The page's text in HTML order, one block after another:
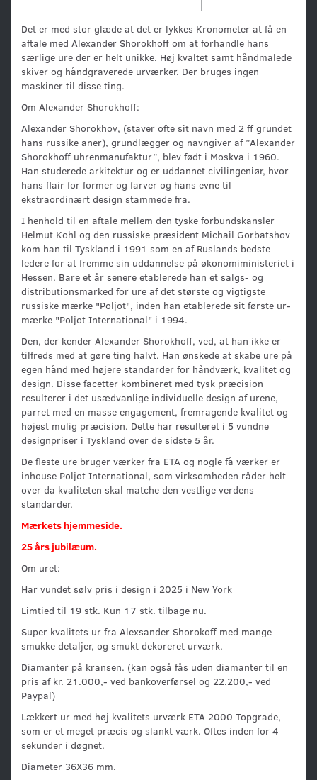
Det er med stor glæde at det er lykkes Kronometer at få en
aftale med Alexander Shorokhoff om at forhandle hans
særlige ure der er helt unikke. Høj kvaltet samt håndmalede
skiver og håndgraverede urværker. Der bruges ingen
maskiner til disse ting.
Om Alexander Shorokhoff:
Alexander Shorokhov, (staver ofte sit navn med 2 ff grundet
hans russike aner), grundlægger og navngiver af ”Alexander
Shorokhoff uhrenmanufaktur”, blev født i Moskva i 1960.
Han studerede arkitektur og er uddannet civilingeniør, hvor
hans flair for former og farver og hans evne til
ekstraordinært design stammede fra.
I henhold til en aftale mellem den tyske forbundskansler
Helmut Kohl og den russiske præsident Michail Gorbatshov
kom han til Tyskland i 1991 som en af ​​Ruslands bedste
ledere for at fremme sin uddannelse på økonomiministeriet i
Hessen. Bare et år senere etablerede han et salgs- og
distributionsmarked for ure af det største og vigtigste
russiske mærke "Poljot", inden han etablerede sit første ur-
mærke "Poljot International" i 1994.
Den, der kender Alexander Shorokhoff, ved, at han ikke er
tilfreds med at gøre ting halvt. Han ønskede at skabe ure på
egen hånd med højere standarder for håndværk, kvalitet og
design. Disse facetter kombineret med tysk præcision
resulterer i det usædvanlige individuelle design af urene,
parret med en masse engagement, fremragende kvalitet og
højest mulig præcision. Dette har resulteret i 5 vundne
designpriser i Tyskland over de sidste 5 år.
De fleste ure bruger værker fra ETA og nogle få værker er
inhouse Poljot International, som virksomheden råder helt
over da kvaliteten skal matche den vestlige verdens
standarder.
Mærkets hjemmeside.
25 års jubilæum.
Om uret:
Har vundet sølv pris i design i 2025 i New York
Limtied til 19 stk. Kun 17 stk. tilbage nu.
Super kvalitets ur fra Alexsander Shorokoff med mange
smukke detaljer, og smukt dekoreret urværk.
Diamanter på kransen. (kan også fås uden diamanter til en
pris af kr. 21.000,- ved bankoverførsel og 22.200,- ved
Paypal)
Lækkert ur med høj kvalitets urværk ETA 2000 Topgrade,
som er et meget præcis og slankt værk. Oftes inden for 4
sekunder i døgnet.
Diameter 36X36 mm.